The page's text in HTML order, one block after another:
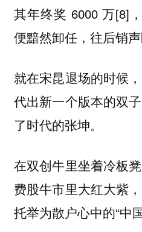
其年终奖 6000 万[8]
便黯然卸任，往后销声
就在宋昆退场的时候
代出新一个版本的双
了时代的张坤。
在双创牛里坐着冷板
费股牛市里大红大紫
托举为散户心中的“中国